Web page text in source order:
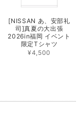
[NISSAN あ、安部礼
司]真夏の大出張
2026in福岡 イベント
限定Tシャツ
¥4,500